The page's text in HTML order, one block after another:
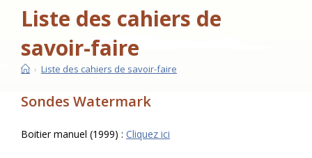
Liste des cahiers de
savoir-faire
› Liste des cahiers de savoir-faire
Sondes Watermark
Boitier manuel (1999) : Cliquez ici